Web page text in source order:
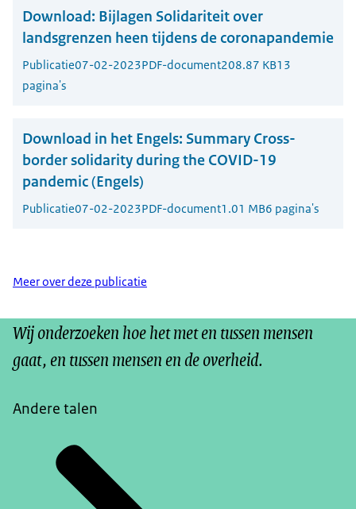
Download: Bijlagen Solidariteit over
landsgrenzen heen tijdens de coronapandemie
Publicatie07-02-2023PDF-document208.87 KB13
pagina's
Download in het Engels: Summary Cross-
border solidarity during the COVID-19
pandemic (Engels)
Publicatie07-02-2023PDF-document1.01 MB6 pagina's
Meer over deze publicatie
Wij onderzoeken hoe het met en tussen mensen
gaat, en tussen mensen en de overheid.
Andere talen